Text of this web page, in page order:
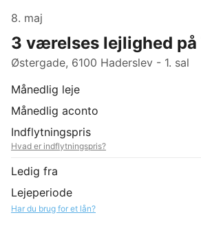
8. maj
3 værelses lejlighed på
Østergade, 6100 Haderslev - 1. sal
Månedlig leje
Månedlig aconto
Indflytningspris
Hvad er indflytningspris?
Ledig fra
Lejeperiode
Har du brug for et lån?